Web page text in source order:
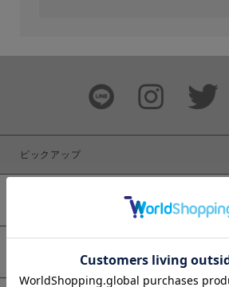
ブランド
ピックアップ